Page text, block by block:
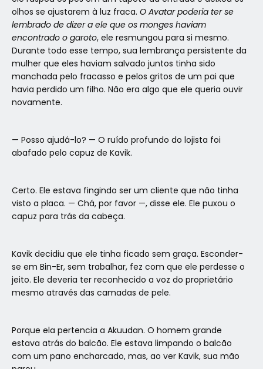
olhos se ajustarem à luz fraca. O Avatar poderia ter se
lembrado de dizer a ele que os monges haviam
encontrado o garoto, ele resmungou para si mesmo.
Durante todo esse tempo, sua lembrança persistente da
mulher que eles haviam salvado juntos tinha sido
manchada pelo fracasso e pelos gritos de um pai que
havia perdido um filho. Não era algo que ele queria ouvir
novamente.
— Posso ajudá-lo? — O ruído profundo do lojista foi
abafado pelo capuz de Kavik.
Certo. Ele estava fingindo ser um cliente que não tinha
visto a placa. — Chá, por favor —, disse ele. Ele puxou o
capuz para trás da cabeça.
Kavik decidiu que ele tinha ficado sem graça. Esconder-
se em Bin-Er, sem trabalhar, fez com que ele perdesse o
jeito. Ele deveria ter reconhecido a voz do proprietário
mesmo através das camadas de pele.
Porque ela pertencia a Akuudan. O homem grande
estava atrás do balcão. Ele estava limpando o balcão
com um pano encharcado, mas, ao ver Kavik, sua mão